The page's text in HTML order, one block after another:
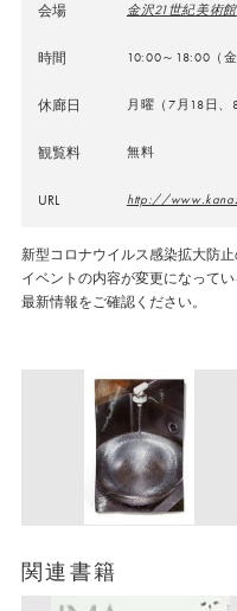
会場 金沢21世紀美術館
時間 10:00～18:00（
休廊日 月曜（7月18日、
観覧料 無料
URL http://
新型コロナウイルス感染拡大防
イベントの内容が変更になって
最新情報をご確認ください。
関連書籍